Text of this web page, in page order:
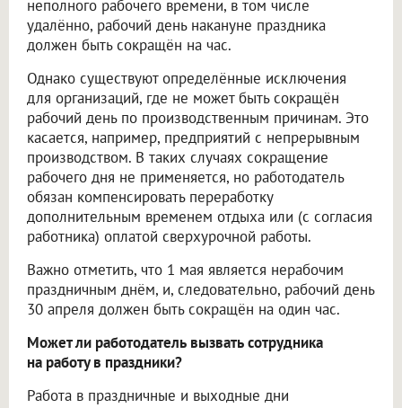
неполного рабочего времени, в том числе
удалённо, рабочий день накануне праздника
должен быть сокращён на час.
Однако существуют определённые исключения
для организаций, где не может быть сокращён
рабочий день по производственным причинам. Это
касается, например, предприятий с непрерывным
производством. В таких случаях сокращение
рабочего дня не применяется, но работодатель
обязан компенсировать переработку
дополнительным временем отдыха или (с согласия
работника) оплатой сверхурочной работы.
Важно отметить, что 1 мая является нерабочим
праздничным днём, и, следовательно, рабочий день
30 апреля должен быть сокращён на один час.
Может ли работодатель вызвать сотрудника
на работу в праздники?
Работа в праздничные и выходные дни